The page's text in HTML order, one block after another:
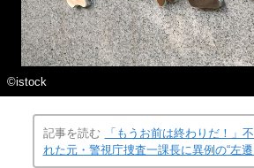
©istock
記事を読む
「もうお前は終わりだ！」
れた元・警視庁捜査一課長に異例の“左遷